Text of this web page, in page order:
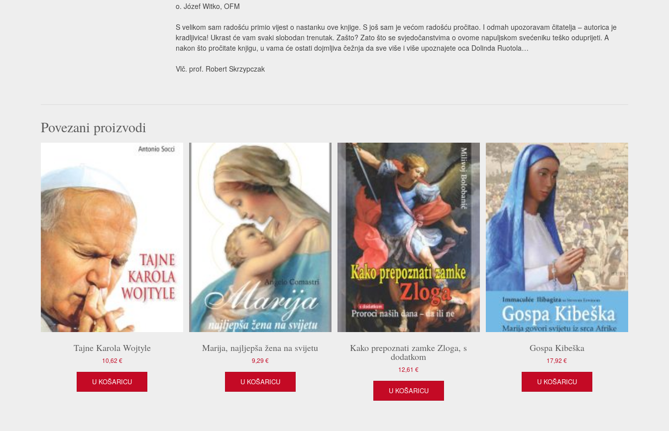
o. Józef Witko, OFM
S velikom sam radošću primio vijest o nastanku ove knjige. S još sam je većom radošću pročitao. I odmah upozoravam čitatelja – autorica je
kradljivica! Ukrast će vam svaki slobodan trenutak. Zašto? Zato što se svjedočanstvima o ovome napuljskom svećeniku teško oduprijeti. A
nakon što pročitate knjigu, u vama će ostati dojmljiva čežnja da sve više i više upoznajete oca Dolinda Ruotola…
Vlč. prof. Robert Skrzypczak
Povezani proizvodi
Tajne Karola Wojtyle
10,62 €
U KOŠARICU
Marija, najljepša žena na svijetu
9,29 €
U KOŠARICU
Kako prepoznati zamke Zloga, s
dodatkom
12,61€
U KOŠARICU
Gospa Kibeška
17,92€
U KOŠARICU